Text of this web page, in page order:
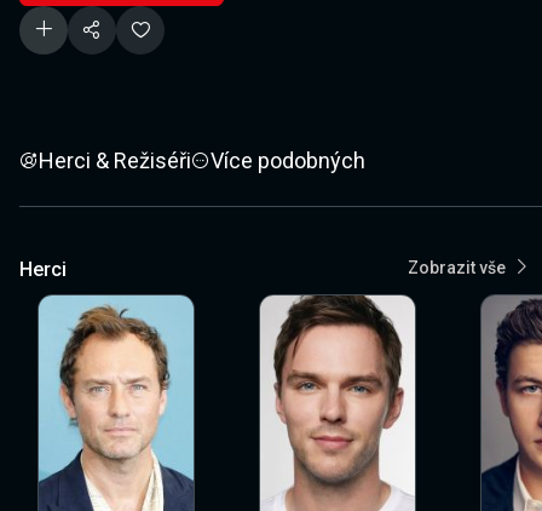
Herci & Režiséři Více podobných
Herci Zobrazit vše